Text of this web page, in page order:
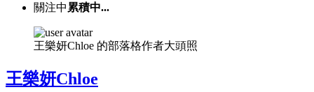
關注中 累積中...
王樂妍Chloe 的部落格作者大頭照
王樂妍Chloe